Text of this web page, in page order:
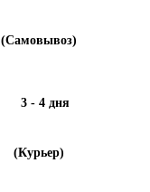
(Самовывоз)
3 - 4 дня
(Курьер)